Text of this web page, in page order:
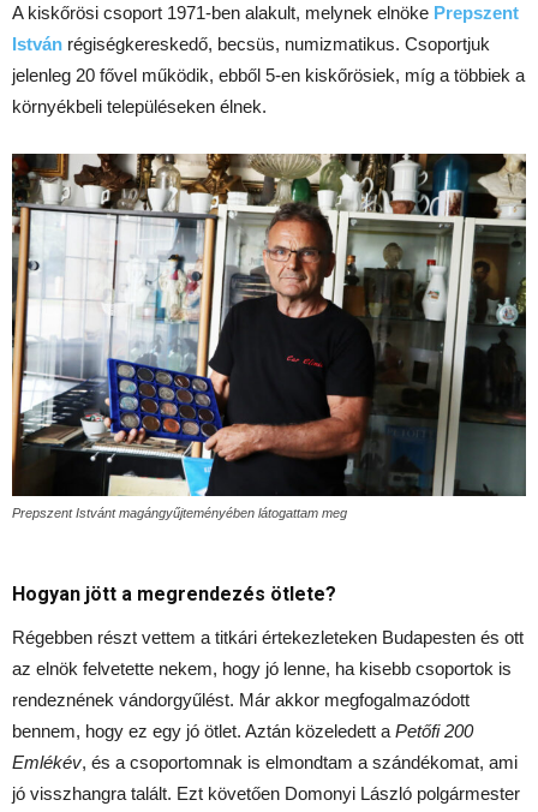
A kiskőrösi csoport 1971-ben alakult, melynek elnöke Prepszent
István régiségkereskedő, becsüs, numizmatikus. Csoportjuk
jelenleg 20 fővel működik, ebből 5-en kiskőrösiek, míg a többiek a
környékbeli településeken élnek.
Prepszent Istvánt magángyűjteményében látogattam meg
Hogyan jött a megrendezés ötlete?
Régebben részt vettem a titkári értekezleteken Budapesten és ott
az elnök felvetette nekem, hogy jó lenne, ha kisebb csoportok is
rendeznének vándorgyűlést. Már akkor megfogalmazódott
bennem, hogy ez egy jó ötlet. Aztán közeledett a Petőfi 200
Emlékév, és a csoportomnak is elmondtam a szándékomat, ami
jó visszhangra talált. Ezt követően Domonyi László polgármester